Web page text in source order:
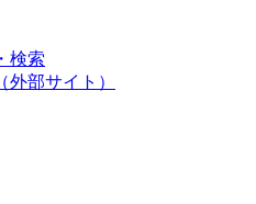
検索
部サイト）